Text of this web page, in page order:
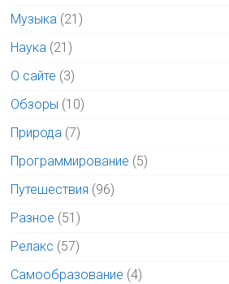
Музыка (21)
Наука (21)
О сайте (3)
Обзоры (10)
Природа (7)
Программирование (5)
Путешествия (96)
Разное (51)
Релакс (57)
Самообразование (4)